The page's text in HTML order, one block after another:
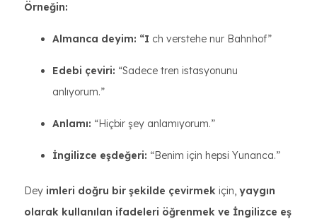
Örneğin:
Almanca deyim: “I ch verstehe nur Bahnhof”
Edebi çeviri: “Sadece tren istasyonunu
anlıyorum.”
Anlamı: “Hiçbir şey anlamıyorum.”
İngilizce eşdeğeri: “Benim için hepsi Yunanca.”
Dey imleri doğru bir şekilde çevirmek için, yaygın
olarak kullanılan ifadeleri öğrenmek ve İngilizce eş